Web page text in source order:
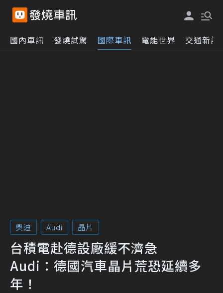
國內車訊 發燒試駕 國際車訊 電能世界 交通新訊
奧迪 Audi 晶片
台積電赴德設廠緩不濟急
Audi：德國汽車晶片荒恐延續多
年！